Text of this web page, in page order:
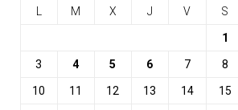
M X J V S
1
3 4 5 6 7 8
10 11 12 13 14 15